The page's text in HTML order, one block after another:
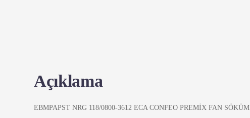
Açıklama
EBMPAPST NRG 118/0800-3612 ECA CONFEO PREMİX FAN SÖKÜM